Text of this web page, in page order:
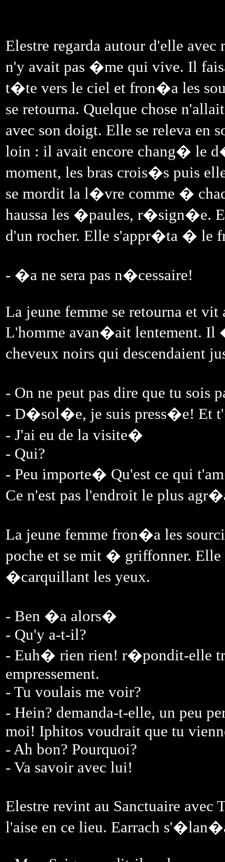
Elestre regarda autour d'elle
n'y avait pas �me qui vive. Il
t�te vers le ciel et fron�a les
se retourna. Quelque chose
avec son doigt. Elle se releva
loin : il avait encore chang� le
moment, les bras crois�s puis
se mordit la l�vre comme �
haussa les �paules, r�sign�e.
d'un rocher. Elle s'appr�ta � le
- �a ne sera pas n�cessaire!
La jeune femme se retourna et
L'homme avan�ait lentement.
cheveux noirs qui descendaient
- On ne peut pas dire que tu sois
- D�sol�e, je suis press�e! Et
- J'ai eu de la visite�
- Qui?
- Peu importe� Qu'est ce qui
Ce n'est pas l'endroit le plus
La jeune femme fron�a les
poche et se mit � griffonner.
�carquillant les yeux.
- Ben �a alors�
- Qu'y a-t-il?
- Euh� rien rien! r�pondit-elle
empressement.
- Tu voulais me voir?
- Hein? demanda-t-elle, un peu
moi! Iphitos voudrait que tu
- Ah bon? Pourquoi?
- Va savoir avec lui!
Elestre revint au Sanctuaire
l'aise en ce lieu. Earrach